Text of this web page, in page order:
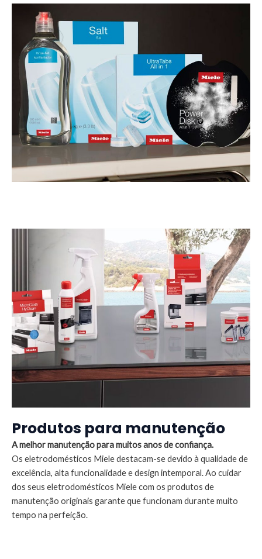
Produtos para manutenção
A melhor manutenção para muitos anos de confiança.
Os eletrodomésticos Miele destacam-se devido à qualidade de
excelência, alta funcionalidade e design intemporal. Ao cuidar
dos seus eletrodomésticos Miele com os produtos de
manutenção originais garante que funcionam durante muito
tempo na perfeição.